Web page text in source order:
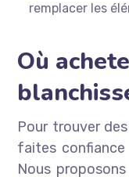
remplacer les
Où
Pour trouver
faites confiance
Nous